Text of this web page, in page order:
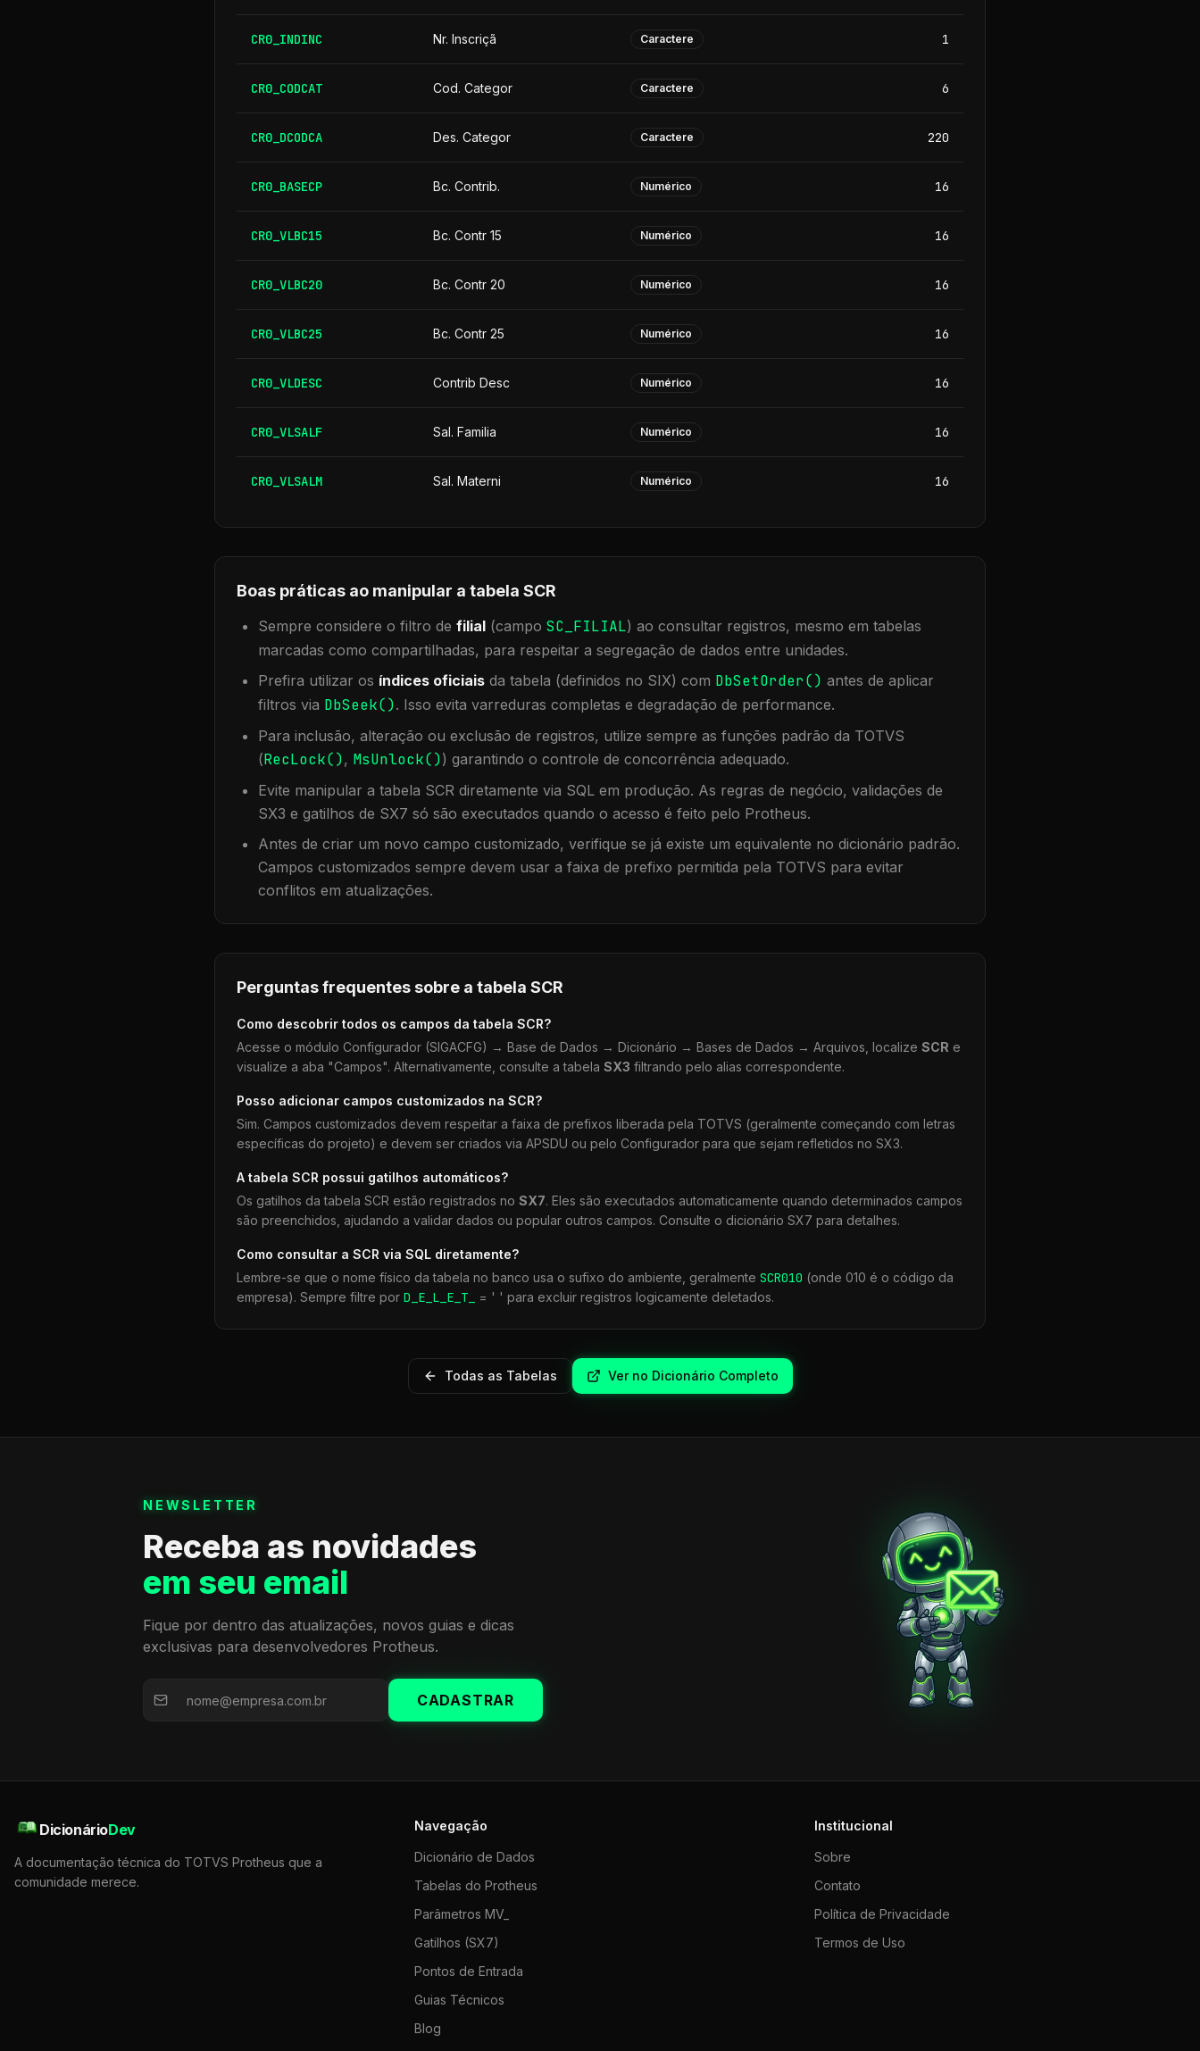
CR0_INDINC Nr. Inscriçã Caractere 1
CR0_CODCAT Cod. Categor Caractere 6
CR0_DCODCA Des. Categor Caractere 220
CR0_BASECP Bc. Contrib. Numérico 16
CR0_VLBC15 Bc. Contr 15 Numérico 16
CR0_VLBC20 Bc. Contr 20 Numérico 16
CR0_VLBC25 Bc. Contr 25 Numérico 16
CR0_VLDESC Contrib Desc Numérico 16
CR0_VLSALF Sal. Familia Numérico 16
CR0_VLSALM Sal. Materni Numérico 16
Boas práticas ao manipular a tabela SCR
Sempre considere o filtro de filial (campo SC_FILIAL) ao consultar registros, mesmo em tabelas
marcadas como compartilhadas, para respeitar a segregação de dados entre unidades.
Prefira utilizar os índices oficiais da tabela (definidos no SIX) com DbSetOrder() antes de aplicar
filtros via DbSeek(). Isso evita varreduras completas e degradação de performance.
Para inclusão, alteração ou exclusão de registros, utilize sempre as funções padrão da TOTVS
(RecLock(), MsUnlock()) garantindo o controle de concorrência adequado.
Evite manipular a tabela SCR diretamente via SQL em produção. As regras de negócio, validações de
SX3 e gatilhos de SX7 só são executados quando o acesso é feito pelo Protheus.
Antes de criar um novo campo customizado, verifique se já existe um equivalente no dicionário padrão.
Campos customizados sempre devem usar a faixa de prefixo permitida pela TOTVS para evitar
conflitos em atualizações.
Perguntas frequentes sobre a tabela SCR
Como descobrir todos os campos da tabela SCR?
Acesse o módulo Configurador (SIGACFG) → Base de Dados → Dicionário → Bases de Dados → Arquivos, localize SCR e
visualize a aba "Campos". Alternativamente, consulte a tabela SX3 filtrando pelo alias correspondente.
Posso adicionar campos customizados na SCR?
Sim. Campos customizados devem respeitar a faixa de prefixos liberada pela TOTVS (geralmente começando com letras
específicas do projeto) e devem ser criados via APSDU ou pelo Configurador para que sejam refletidos no SX3.
A tabela SCR possui gatilhos automáticos?
Os gatilhos da tabela SCR estão registrados no SX7. Eles são executados automaticamente quando determinados campos
são preenchidos, ajudando a validar dados ou popular outros campos. Consulte o dicionário SX7 para detalhes.
Como consultar a SCR via SQL diretamente?
Lembre-se que o nome físico da tabela no banco usa o sufixo do ambiente, geralmente SCR010 (onde 010 é o código da
empresa). Sempre filtre por D_E_L_E_T_ = ' ' para excluir registros logicamente deletados.
Todas as Tabelas Ver no Dicionário Completo
NEWSLETTER
Receba as novidades
em seu email
Fique por dentro das atualizações, novos guias e dicas
exclusivas para desenvolvedores Protheus.
CADASTRAR
DicionárioDev
A documentação técnica do TOTVS Protheus que a
comunidade merece.
Navegação
Dicionário de Dados
Tabelas do Protheus
Parâmetros MV_
Gatilhos (SX7)
Pontos de Entrada
Guias Técnicos
Blog
Institucional
Sobre
Contato
Política de Privacidade
Termos de Uso